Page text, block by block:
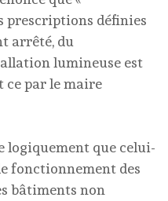
prescriptions définies
arrêté, du
lumineuse est
ce par le maire
logiquement que celui-
fonctionnement des
bâtiments non